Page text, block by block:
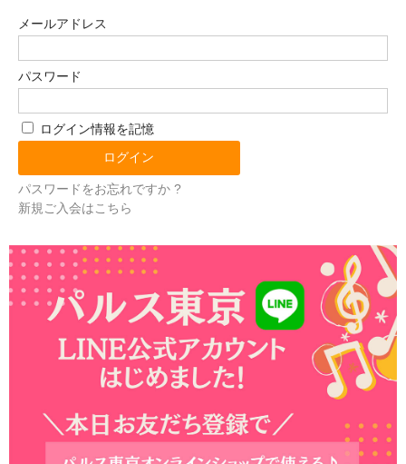
メールアドレス
パスワード
ログイン情報を記憶
パスワードをお忘れですか ?
新規ご入会はこちら